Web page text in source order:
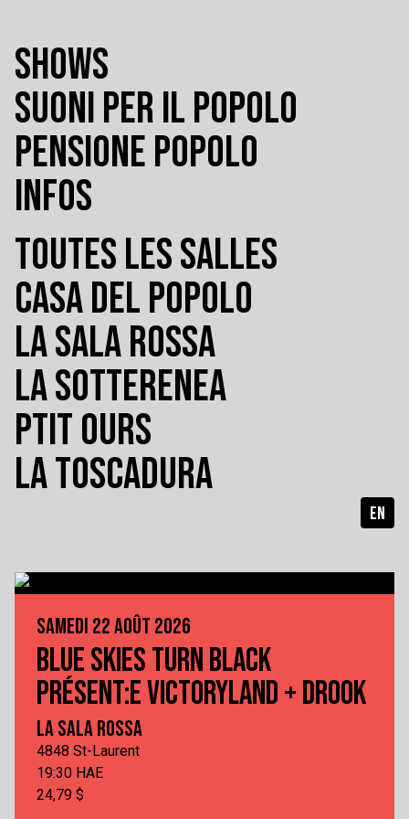
SHOWS
SUONI PER IL POPOLO
PENSIONE POPOLO
INFOS
TOUTES LES SALLES
CASA DEL POPOLO
LA SALA ROSSA
LA SOTTERENEA
PTIT OURS
LA TOSCADURA
EN
SAMEDI 22 AOÛT 2026
BLUE SKIES TURN BLACK
PRÉSENT:E VICTORYLAND + DROOK
LA SALA ROSSA
4848 St-Laurent
19:30 HAE
24,79 $